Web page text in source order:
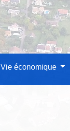
Vie économique